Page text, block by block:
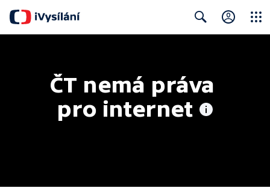
ČT nemá práva
pro internet